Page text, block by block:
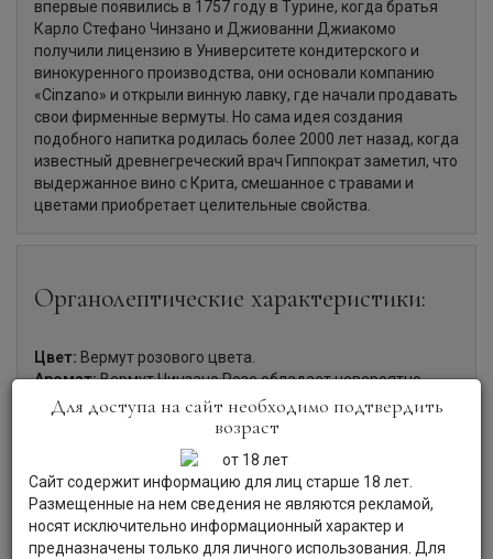
впервые появились в 1757 году в Турине, когда братья
Карло Стефано Чинзано и Джиованни Джиакомо
получили лицензию в Университете кондитерского и
винокуренного производства, они основали компанию
«Cinzano» и открыли винную лавку, где начали продавать
свои фирменные вермуты. Но сама идея создания
подобного напитка родилась более 2000 лет назад, когда
известный древнегреческий врач Гиппократ заметил, что
выдержанное вино с Крита, смешанное с травами и
цветами приобретает целительные свойства.
Органолептические характеристики:
Цвет: Вермут розового цвета.
Аромат:Вермут Чинзано Розе обладает невероятно
соблазнительным ароматом с нотками корицы, гвоздики
Вермут имеет ярко выраженный вкус апельсина.
Вермут Розе рекомендуется подавать
охлажденным. Его можно пить как в чистом виде со
льдом, так и в сочетании с тоником, соками, он прекрасен
для создания различных коктейлей.
Для доступа на сайт необходимо подтвердить
возраст
Сайт содержит информацию для лиц старше 18 лет.
Размещенные на нем сведения не являются рекламой,
носят исключительно информационный характер и
предназначены только для личного использования. Для